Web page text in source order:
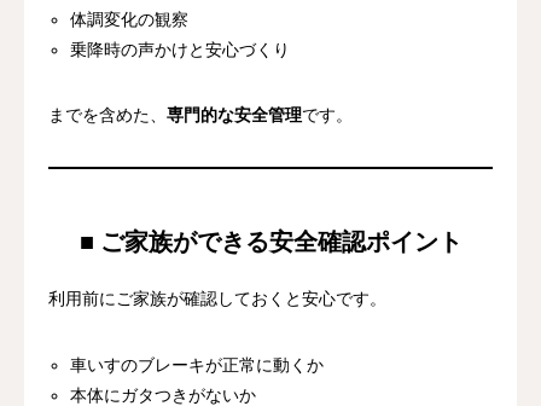
体調変化の観察
乗降時の声かけと安心づくり
までを含めた、 専門的な安全管理です。
■ ご家族ができる安全確認ポイント
利用前にご家族が確認しておくと安心です。
車いすのブレーキが正常に動くか
本体にガタつきがないか